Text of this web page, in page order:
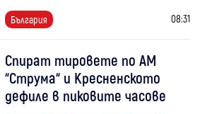
България 08:31
Спират тировете по АМ
“Струма“ и Кресненското
дефиле в пиковите часове